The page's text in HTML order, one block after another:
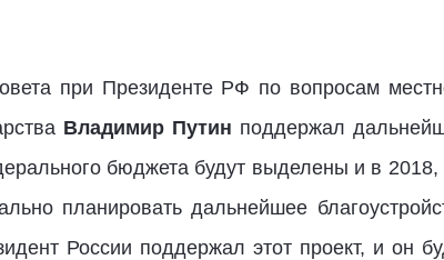
при Президенте РФ по вопросам
Владимир Путин поддержал
бюджета будут выделены и в 2018,
планировать дальнейшее
России поддержал этот проект, и он